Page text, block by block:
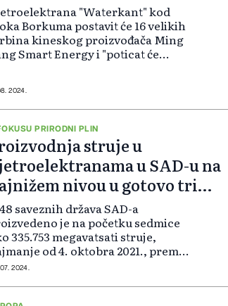
"Waterkant" kod
Borkuma postavit će 16 velikih
kineskog proizvođača Ming
Smart Energy i "poticat će
GmbH. Turbine dolaze s
2024.
PRIRODNI PLIN
struje u
u SAD-u na
nivou u gotovo tri
saveznih država SAD-a
je na početku sedmice
335.753 megavatsati struje,
od 4. oktobra 2021., prema
podacima
uložile su proteklih godina
2024.